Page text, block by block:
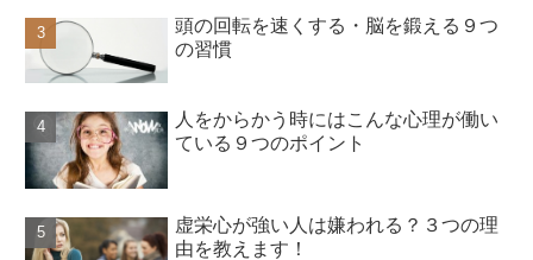
頭の回転を速くする・脳を鍛える９つ
の習慣
人をからかう時にはこんな心理が働い
ている９つのポイント
虚栄心が強い人は嫌われる？３つの理
由を教えます！